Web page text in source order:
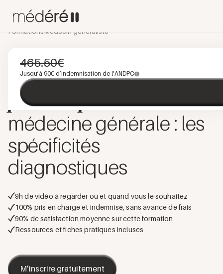
FormationsMédecin généraliste
Symptômes
préoccupantsen
médecine générale : les
spécificités
diagnostiques
9h de vidéo à regarder où et quand vous le souhaitez
100% pris en charge et indemnisé, sans avance de frais
90% de satisfaction moyenne sur cette formation
Ressources et fiches pratiques incluses
M’inscrire gratuitement
465.50€
Jusqu’à 90€ d’indemnisation de l’ANDPC